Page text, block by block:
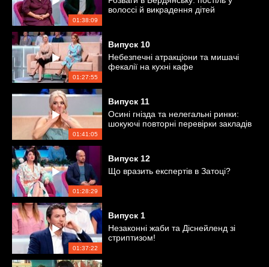
01:38:09
волоссі й викрадення дітей
01:27:55
Випуск 10
Небезпечні атракціони та мишачі
фекалії на кухні кафе
01:41:05
Випуск 11
Осині гнізда та нелегальні ринки:
шокуючі повторні перевірки закладів
01:28:29
Випуск 12
Що вразить експертів в Затоці?
01:37:22
Випуск 1
Незаконні жаби та Діснейленд зі
стриптизом!